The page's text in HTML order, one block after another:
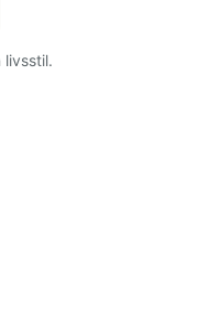
livsstil.